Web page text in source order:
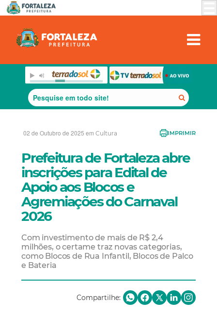
02 de Outubro de 2025 em Cultura IMPRIMIR
Prefeitura de Fortaleza abre
inscrições para Edital de
Apoio aos Blocos e
Agremiações do Carnaval
2026
Com investimento de mais de R$ 2,4
milhões, o certame traz novas categorias,
como Blocos de Rua Infantil, Blocos de Palco
e Bateria
Compartilhe: